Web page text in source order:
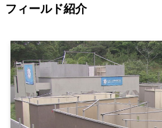
フィールド紹介